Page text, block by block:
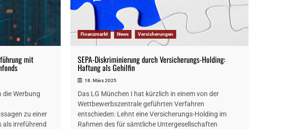
mit
die Werbung
zu einer
als irreführend
Finanzmarkt News Versicherungen
SEPA-Diskriminierung durch Versicherungs-Holding:
Haftung als Gehilfin
18. März 2025
Das LG München I hat kürzlich in einem von der
Wettbewerbszentrale geführten Verfahren
entschieden: Lehnt eine Versicherungs-Holding im
Rahmen des für sämtliche Untergesellschaften